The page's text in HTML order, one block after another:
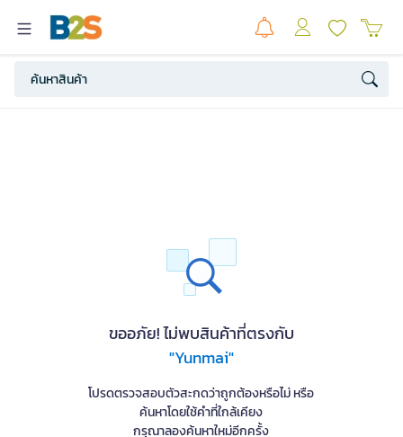
ขออภัย! ไม่พบสินค้าที่ตรงกับ
"Yunmai"
โปรดตรวจสอบตัวสะกดว่าถูกต้องหรือไม่ หรือ
ค้นหาโดยใช้คำที่ใกล้เคียง
กรุณาลองค้นหาใหม่อีกครั้ง